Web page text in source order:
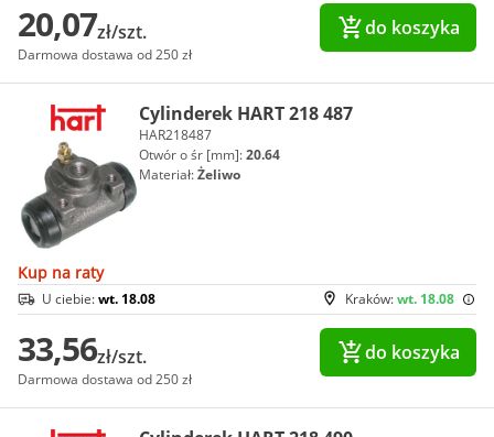
20,07zł/szt.
Darmowa dostawa od 250 zł
do koszyka
Cylinderek HART 218 487
HAR218487
Otwór o śr [mm]:20.64
Materiał:Żeliwo
Kup na raty
Kraków:wt. 18.08
U ciebie:wt. 18.08
33,56zł/szt.
Darmowa dostawa od 250 zł
do koszyka